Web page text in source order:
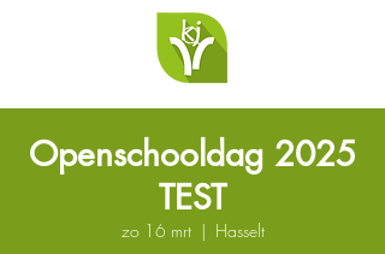
Openschooldag 2025
TEST
zo 16 mrt
  |
Hasselt